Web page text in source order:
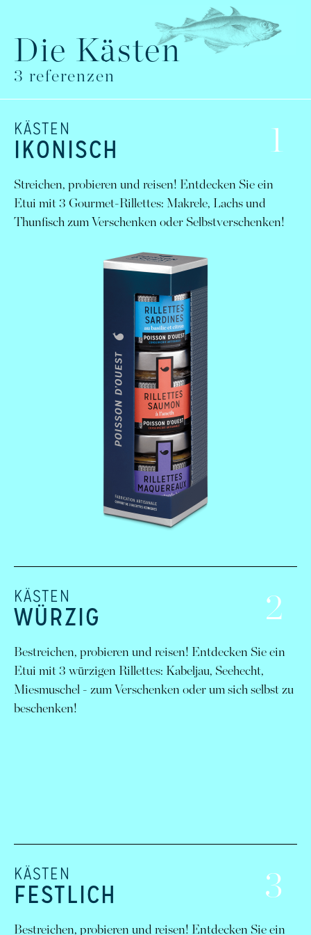
Die Kästen
3 referenzen
KÄSTEN
IKONISCH 1
Streichen, probieren und reisen! Entdecken Sie ein
Etui mit 3 Gourmet-Rillettes: Makrele, Lachs und
Thunfisch zum Verschenken oder Selbstverschenken!
KÄSTEN
WÜRZIG 2
Bestreichen, probieren und reisen! Entdecken Sie ein
Etui mit 3 würzigen Rillettes: Kabeljau, Seehecht,
Miesmuschel - zum Verschenken oder um sich selbst zu
beschenken!
KÄSTEN
FESTLICH 3
Bestreichen, probieren und reisen! Entdecken Sie ein